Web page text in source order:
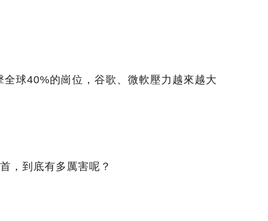
球40%的崗位，谷歌、微軟壓力越來越大
，到底有多厲害呢？